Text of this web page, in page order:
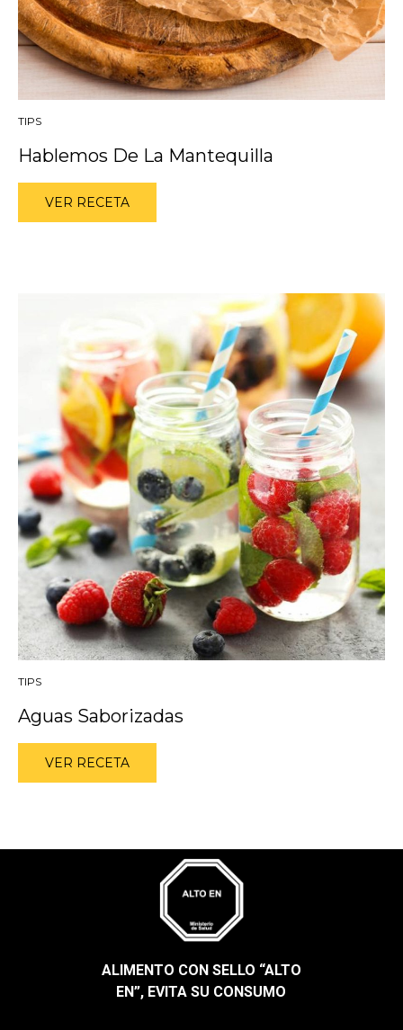
TIPS
Hablemos De La Mantequilla
VER RECETA
TIPS
Aguas Saborizadas
VER RECETA
ALIMENTO CON SELLO “ALTO
EN”, EVITA SU CONSUMO​